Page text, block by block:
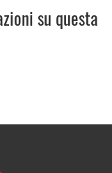
su questa